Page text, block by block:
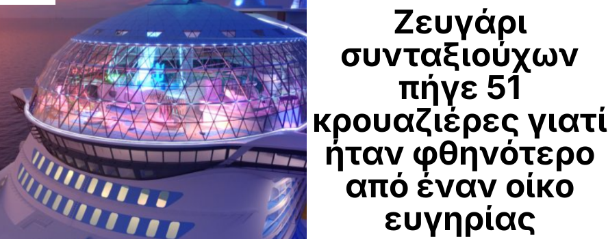
Ζευγάρι
συνταξιούχων
πήγε 51
κρουαζιέρες γιατί
ήταν φθηνότερο
από έναν οίκο
ευγηρίας